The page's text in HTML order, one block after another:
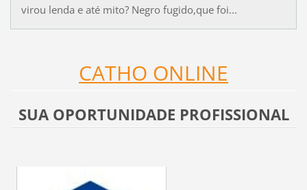
virou lenda e até mito? Negro fugido,que foi...
CATHO ONLINE
SUA OPORTUNIDADE PROFISSIONAL